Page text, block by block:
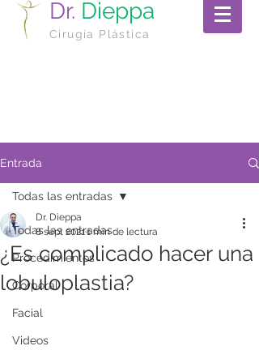
Dr. Dieppa
Cirugía Plástica
Entrada
Todas las entradas
Procedimientos
Corporal
Facial
Videos
Todas las entradas
¿Es complicado hacer una
lobuloplastia?
Dr. Dieppa
8 sept 20211 min de lectura